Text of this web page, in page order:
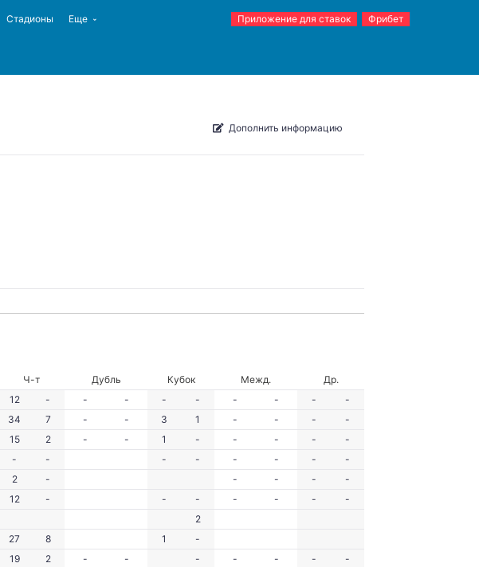
Стадионы Еще Приложение для ставок Фрибет
Дополнить информацию
Ч-т Дубль Кубок Межд.
Др.
12 - - - - - - - -
-
34 7 - - 3 1 - - -
-
15 2 - - 1 - - - -
-
- - - - - - -
-
2 - - - -
-
12 - - - - - -
-
2
27 8 1
-
19 2 - - - - - -
-